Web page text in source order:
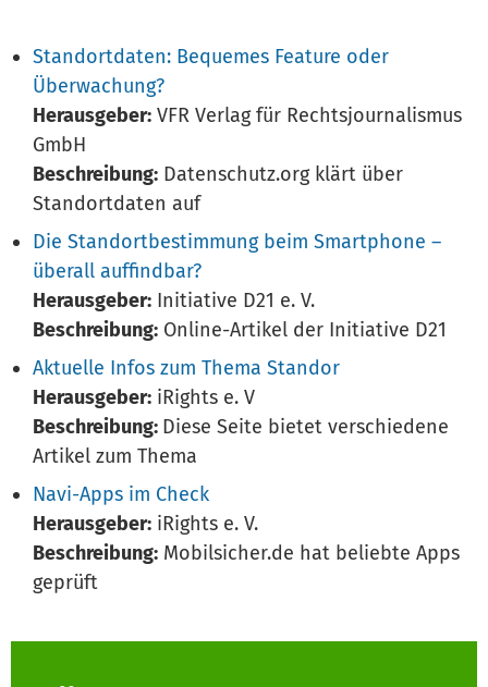
Standortdaten: Bequemes Feature oder
Überwachung?
Herausgeber: VFR Verlag für Rechtsjournalismus
GmbH
Beschreibung: Datenschutz.org klärt über
Standortdaten auf
Die Standortbestimmung beim Smartphone –
überall auffindbar?
Herausgeber: Initiative D21 e. V.
Beschreibung: Online-Artikel der Initiative D21
Aktuelle Infos zum Thema Standor
Herausgeber: iRights e. V
Beschreibung: Diese Seite bietet verschiedene
Artikel zum Thema
Navi-Apps im Check
Herausgeber: iRights e. V.
Beschreibung: Mobilsicher.de hat beliebte Apps
geprüft